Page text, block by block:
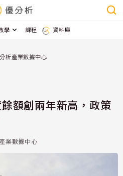
學 課程 資料庫
析產業數據中心
額創兩年新高，政策
業數據中心